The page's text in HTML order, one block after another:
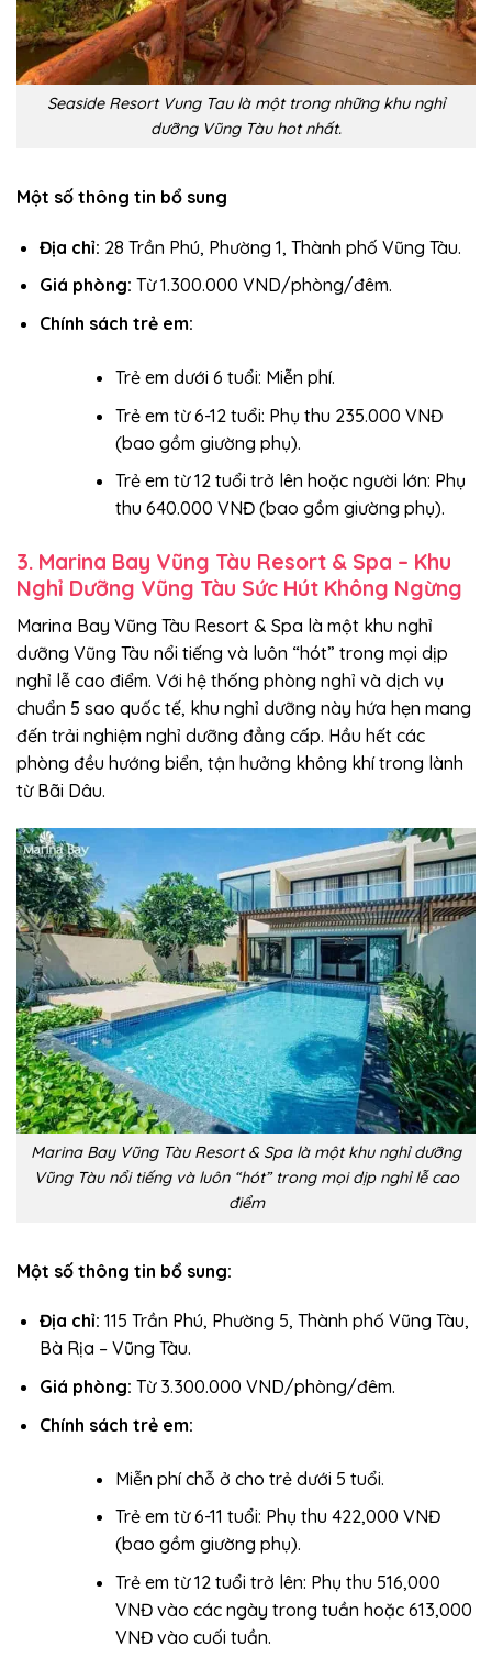
Seaside Resort Vung Tau là một trong những khu nghỉ
dưỡng Vũng Tàu hot nhất.
Một số thông tin bổ sung
Địa chỉ: 28 Trần Phú, Phường 1, Thành phố Vũng Tàu.
Giá phòng: Từ 1.300.000 VND/phòng/đêm.
Chính sách trẻ em:
Trẻ em dưới 6 tuổi: Miễn phí.
Trẻ em từ 6-12 tuổi: Phụ thu 235.000 VNĐ
(bao gồm giường phụ).
Trẻ em từ 12 tuổi trở lên hoặc người lớn: Phụ
thu 640.000 VNĐ (bao gồm giường phụ).
3. Marina Bay Vũng Tàu Resort & Spa – Khu
Nghỉ Dưỡng Vũng Tàu Sức Hút Không Ngừng
Marina Bay Vũng Tàu Resort & Spa là một khu nghỉ
dưỡng Vũng Tàu nổi tiếng và luôn “hót” trong mọi dịp
nghỉ lễ cao điểm. Với hệ thống phòng nghỉ và dịch vụ
chuẩn 5 sao quốc tế, khu nghỉ dưỡng này hứa hẹn mang
đến trải nghiệm nghỉ dưỡng đẳng cấp. Hầu hết các
phòng đều hướng biển, tận hưởng không khí trong lành
từ Bãi Dâu.
Marina Bay Vũng Tàu Resort & Spa là một khu nghỉ dưỡng
Vũng Tàu nổi tiếng và luôn “hót” trong mọi dịp nghỉ lễ cao
điểm
Một số thông tin bổ sung:
Địa chỉ: 115 Trần Phú, Phường 5, Thành phố Vũng Tàu,
Bà Rịa – Vũng Tàu.
Giá phòng: Từ 3.300.000 VND/phòng/đêm.
Chính sách trẻ em:
Miễn phí chỗ ở cho trẻ dưới 5 tuổi.
Trẻ em từ 6-11 tuổi: Phụ thu 422,000 VNĐ
(bao gồm giường phụ).
Trẻ em từ 12 tuổi trở lên: Phụ thu 516,000
VNĐ vào các ngày trong tuần hoặc 613,000
VNĐ vào cuối tuần.